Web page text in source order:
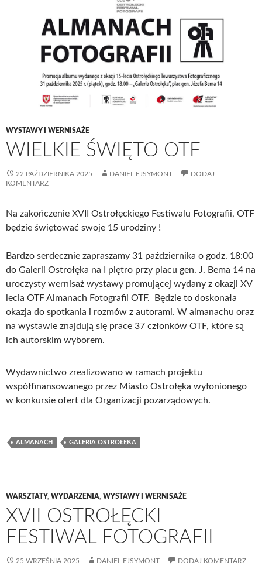
WYSTAWY I WERNISAŻE
WIELKIE ŚWIĘTO OTF
22 PAŹDZIERNIKA 2025 DANIEL EJSYMONT
DODAJ
KOMENTARZ
Na zakończenie XVII Ostrołęckiego Festiwalu Fotografii, OTF
będzie świętować swoje 15 urodziny !
Bardzo serdecznie zapraszamy 31 października o godz. 18:00
do Galerii Ostrołęka na I piętro przy placu gen. J. Bema 14 na
uroczysty wernisaż wystawy promującej wydany z okazji XV
lecia OTF Almanach Fotografii OTF. Będzie to doskonała
okazja do spotkania i rozmów z autorami. W almanachu oraz
na wystawie znajdują się prace 37 członków OTF, które są
ich autorskim wyborem.
Wydawnictwo zrealizowano w ramach projektu
współfinansowanego przez Miasto Ostrołęka wyłonionego
w konkursie ofert dla Organizacji pozarządowych.
ALMANACH GALERIA OSTROŁĘKA
WARSZTATY, WYDARZENIA, WYSTAWY I WERNISAŻE
XVII OSTROŁĘCKI
FESTIWAL FOTOGRAFII
25 WRZEŚNIA 2025 DANIEL EJSYMONT DODAJ KOMENTARZ